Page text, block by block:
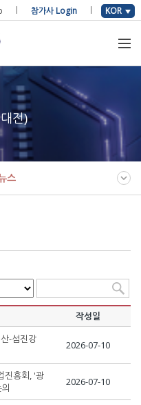
참가사 Login KOR
전)
스
작성일
-섬진강
2026-07-10
진흥회, '광
2026-07-10